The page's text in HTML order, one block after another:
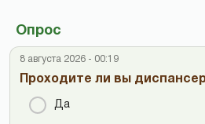
Опрос
8 августа 2026 - 00:19
Проходите ли вы
Да